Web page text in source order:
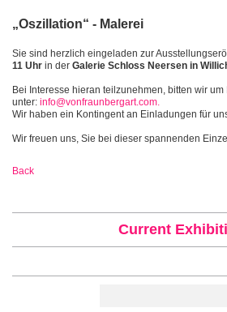
„Oszillation“ - Malerei
Sie sind herzlich eingeladen zur
11 Uhr in der Galerie Schloss Neersen in
Bei Interesse hieran teilzunehmen, bitten wir um
unter: info@vonfraunbergart.com.
Wir haben ein Kontingent an Einladungen für
Wir freuen uns, Sie bei dieser spannenden
Back
Current